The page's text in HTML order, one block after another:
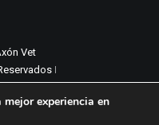
Vet
ǀ
experiencia en